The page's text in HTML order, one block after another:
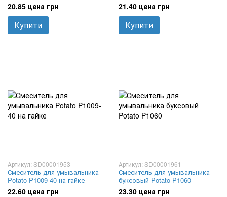
20.85 цена грн
Купити
21.40 цена грн
Купити
Артикул: SD00001953
Смеситель для умывальника
Potato P1009-40 на гайке
22.60 цена грн
Артикул: SD00001961
Смеситель для умывальника
буксовый Potato P1060
23.30 цена грн